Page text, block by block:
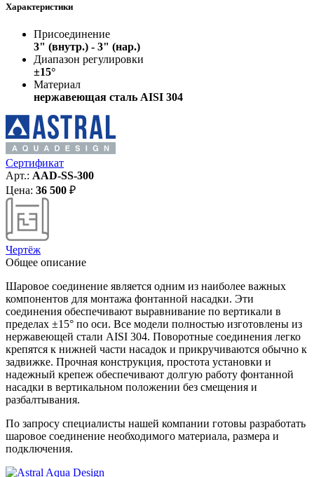
Характеристики
Присоединение
3" (внутр.) - 3" (нар.)
Диапазон регулировки
±15°
Материал
нержавеющая сталь AISI 304
Сертификат
Арт.: AAD-SS-300
Цена: 36 500 ₽
Чертёж
Общее описание
Шаровое соединение является одним из наиболее важных
компонентов для монтажа фонтанной насадки. Эти
соединения обеспечивают выравнивание по вертикали в
пределах ±15° по оси. Все модели полностью изготовлены из
нержавеющей стали AISI 304. Поворотные соединения легко
крепятся к нижней части насадок и прикручиваются обычно к
задвижке. Прочная конструкция, простота установки и
надежный крепеж обеспечивают долгую работу фонтанной
насадки в вертикальном положении без смещения и
разбалтывания.
По запросу специалисты нашей компании готовы разработать
шаровое соединение необходимого материала, размера и
подключения.